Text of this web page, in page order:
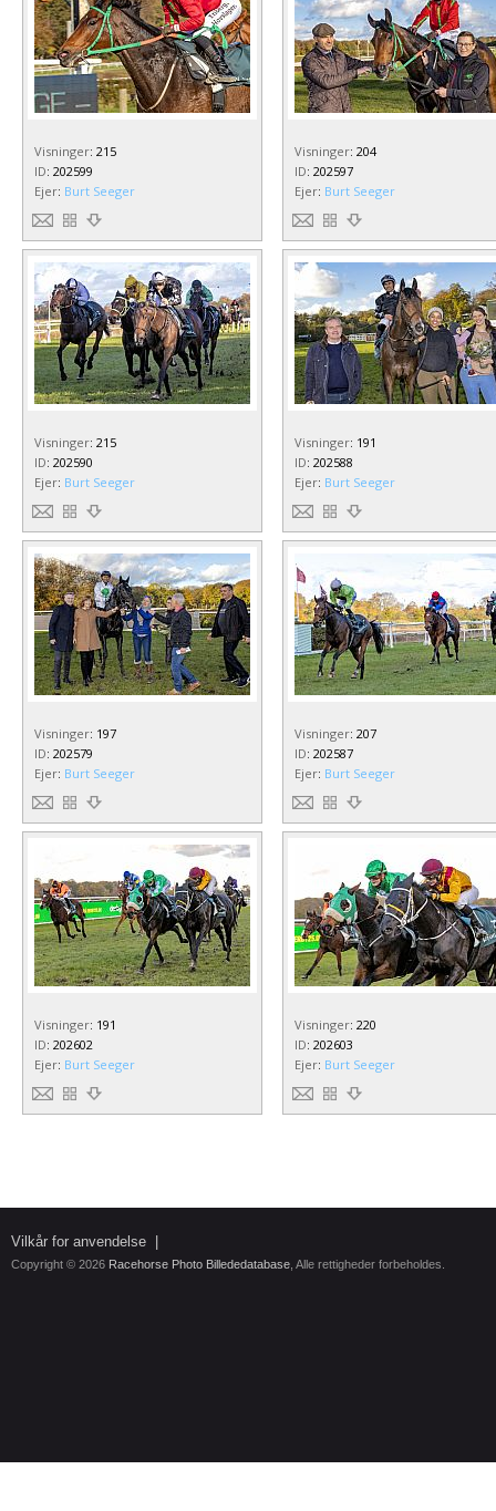
Visninger: 215
ID: 202599
Ejer: Burt Seeger
Visninger: 204
ID: 202597
Ejer: Burt Seeger
Visninger: 215
ID: 202590
Ejer: Burt Seeger
Visninger: 191
ID: 202588
Ejer: Burt Seeger
Visninger: 197
ID: 202579
Ejer: Burt Seeger
Visninger: 207
ID: 202587
Ejer: Burt Seeger
Visninger: 191
ID: 202602
Ejer: Burt Seeger
Visninger: 220
ID: 202603
Ejer: Burt Seeger
Vilkår for anvendelse
Copyright © 2026 Racehorse Photo Billededatabase , Alle rettigheder forbeholdes.